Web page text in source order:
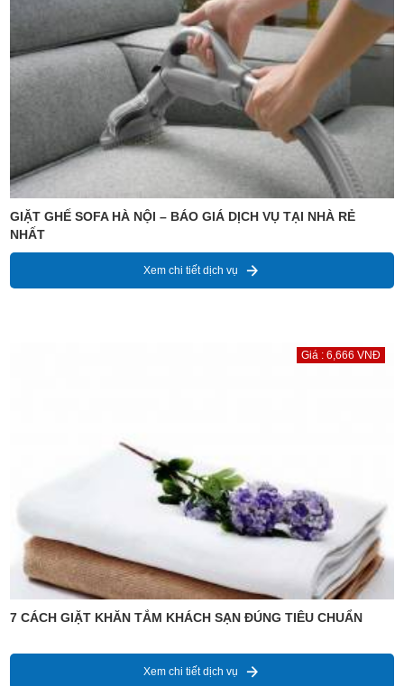
GIẶT GHẾ SOFA HÀ NỘI – BÁO GIÁ DỊCH VỤ TẠI NHÀ RẺ
NHẤT
Xem chi tiết dịch vụ
Giá : 6,666 VNĐ
7 CÁCH GIẶT KHĂN TẮM KHÁCH SẠN ĐÚNG TIÊU CHUẨN
Xem chi tiết dịch vụ